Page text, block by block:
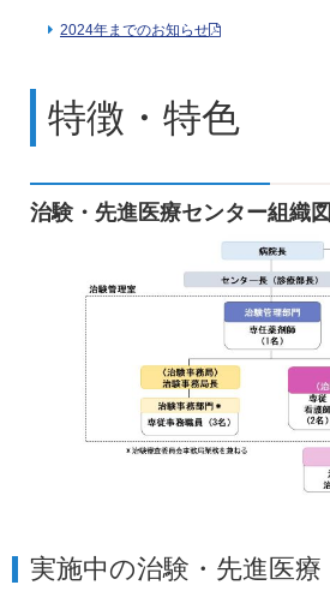
2024年までのお知らせ
特徴・特色
治験・先進医療センター組織図
実施中の治験・先進医療